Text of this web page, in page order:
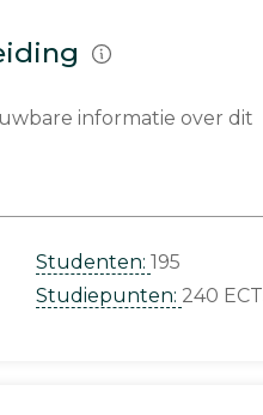
informatie over dit
Studenten: 195
Studiepunten: 240